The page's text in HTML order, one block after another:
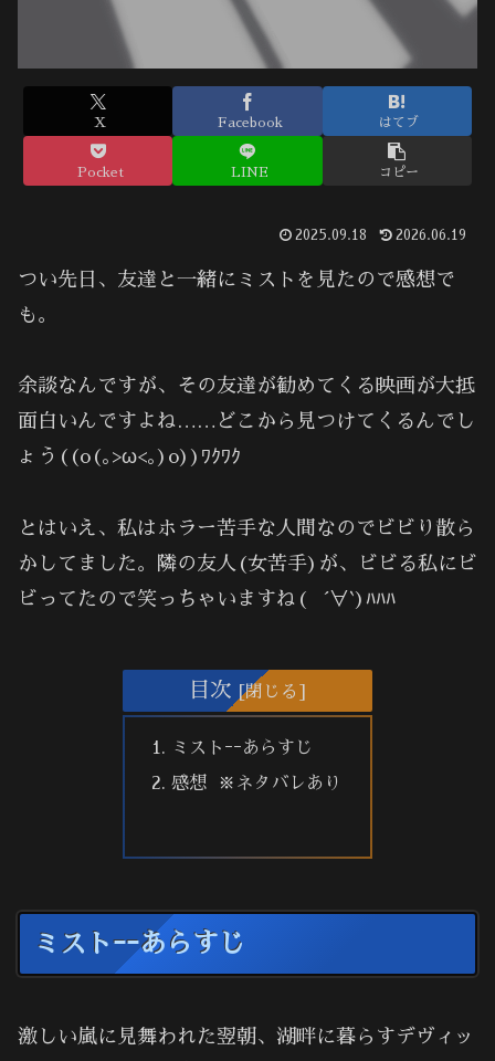
X Facebook はてブ
Pocket LINE コピー
2025.09.18 2026.06.19
つい先日、友達と一緒にミストを見たので感想で
も。
余談なんですが、その友達が勧めてくる映画が大抵
面白いんですよね……どこから見つけてくるんでし
ょう((o(｡>ω<｡)o))ﾜｸﾜｸ
とはいえ、私はホラー苦手な人間なのでビビり散ら
かしてました。隣の友人(女苦手)が、ビビる私にビ
ビってたので笑っちゃいますね( ´∀`)ﾊﾊﾊ
目次
ミストｰｰあらすじ
感想 ※ネタバレあり
ミストｰｰあらすじ
激しい嵐に見舞われた翌朝、湖畔に暮らすデヴィッ